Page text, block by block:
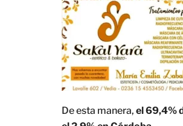
De esta manera, el 69,4%